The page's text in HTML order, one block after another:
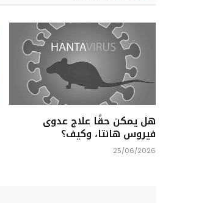
هل يمكن حقًا علاج عدوى
فيروس هانتا، وكيف؟
25/06/2026